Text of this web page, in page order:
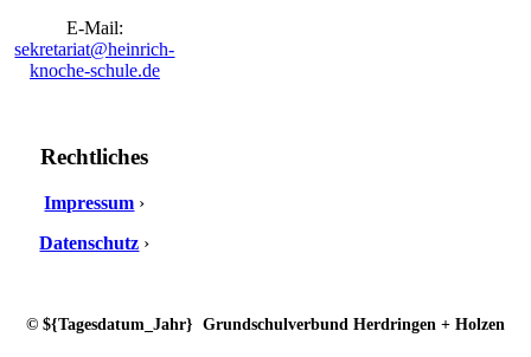
E-Mail:
sekretariat@heinrich-
knoche-schule.de
Rechtliches
Impressum ›
Datenschutz ›
© ${Tagesdatum_Jahr} Grundschulverbund Herdringen + Holzen